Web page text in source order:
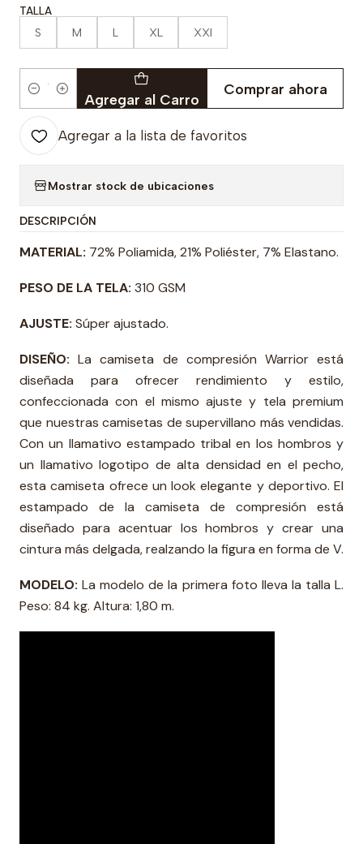
TALLA
S M L XL XXl
Cantidad Agregar al Carro
Comprar ahora
Agregar a la lista de favoritos
Mostrar stock de ubicaciones
DESCRIPCIÓN
MATERIAL: 72% Poliamida, 21% Poliéster, 7% Elastano.
PESO DE LA TELA: 310 GSM
AJUSTE: Súper ajustado.
DISEÑO: La camiseta de compresión Warrior está
diseñada para ofrecer rendimiento y estilo,
confeccionada con el mismo ajuste y tela premium
que nuestras camisetas de supervillano más vendidas.
Con un llamativo estampado tribal en los hombros y
un llamativo logotipo de alta densidad en el pecho,
esta camiseta ofrece un look elegante y deportivo. El
estampado de la camiseta de compresión está
diseñado para acentuar los hombros y crear una
cintura más delgada, realzando la figura en forma de V.
MODELO: La modelo de la primera foto lleva la talla L.
Peso: 84 kg. Altura: 1,80 m.